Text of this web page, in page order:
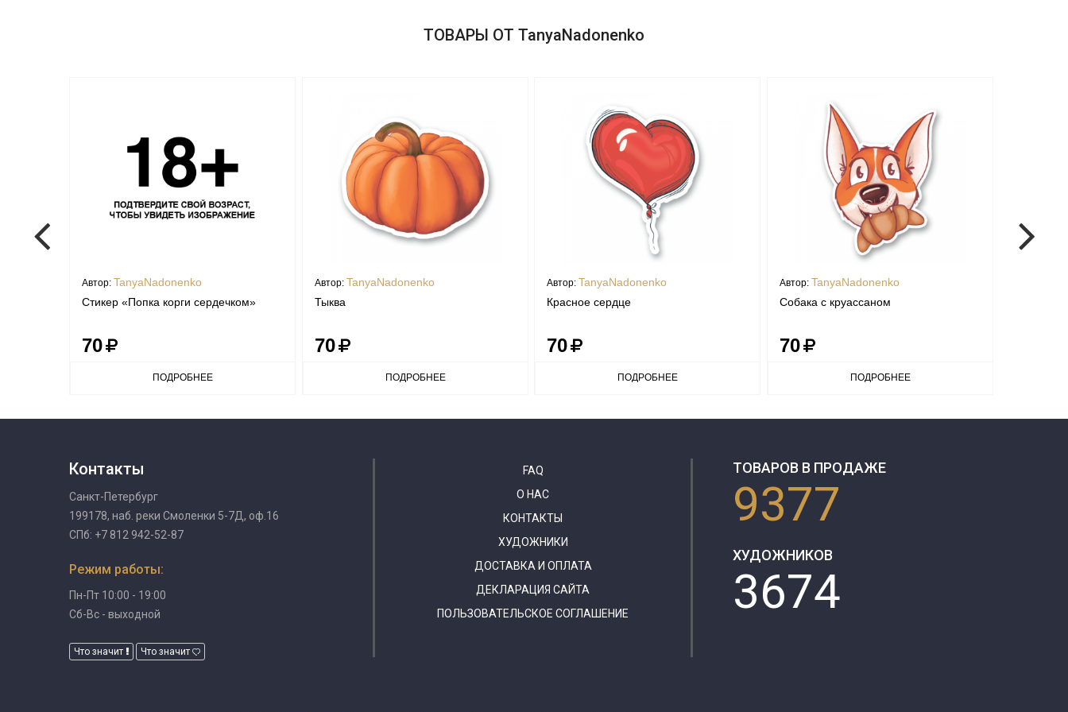
ТОВАРЫ ОТ TanyaNadonenko
Автор: TanyaNadonenko
Стикер «Попка корги сердечком»
70
ПОДРОБНЕЕ
Автор: TanyaNadonenko
Тыква
70
ПОДРОБНЕЕ
Автор: TanyaNadonenko
Красное сердце
70
ПОДРОБНЕЕ
Автор: TanyaNadonenko
Собака с круассаном
70
ПОДРОБНЕЕ
Контакты
Санкт-Петербург
199178, наб. реки Смоленки 5-7Д, оф.16
СПб: +7 812 942-52-87
Режим работы:
Пн-Пт 10:00 - 19:00
Сб-Вс - выходной
Что значит Что значит
FAQ
О НАС
КОНТАКТЫ
ХУДОЖНИКИ
ДОСТАВКА И ОПЛАТА
ДЕКЛАРАЦИЯ САЙТА
ПОЛЬЗОВАТЕЛЬСКОЕ СОГЛАШЕНИЕ
ТОВАРОВ В ПРОДАЖЕ
9377
ХУДОЖНИКОВ
3674